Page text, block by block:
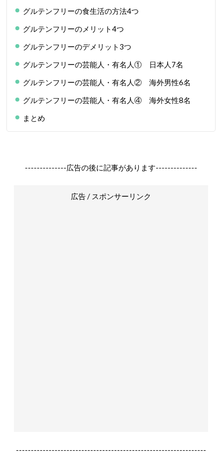
グルテンフリーの食生活の方法4つ
グルテンフリーのメリット4つ
グルテンフリーのデメリット3つ
グルテンフリーの芸能人・有名人① 日本人7名
グルテンフリーの芸能人・有名人② 海外男性6名
グルテンフリーの芸能人・有名人④ 海外女性8名
まとめ
--------------広告の後に記事があります--------------
広告 / スポンサーリンク
----------------------------------------------------------------